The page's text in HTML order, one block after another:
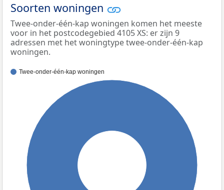
Soorten woningen
Twee-onder-één-kap woningen komen het meeste
voor in het postcodegebied 4105 XS: er zijn 9
adressen met het woningtype twee-onder-één-kap
woningen.
Twee-onder-één-kap woningen